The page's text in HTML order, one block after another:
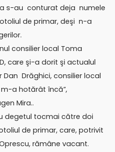
s-au conturat deja numele
de primar, deşi n-a
consilier local Toma
care şi-a dorit şi actualul
Drăghici, consilier local
m-a hotărât încă”,
Mira..
degetul tocmai către doi
de primar, care, potrivit
rămâne vacant.